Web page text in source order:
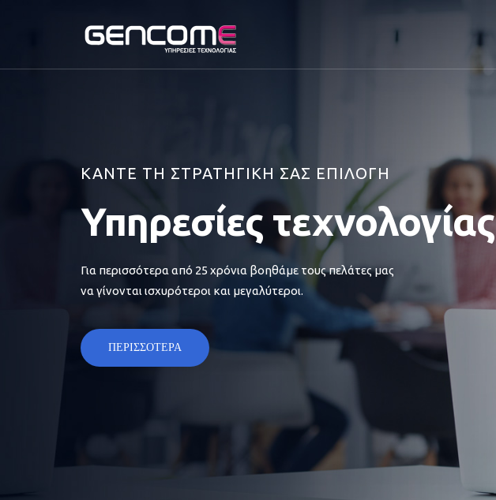
ΚΑΝΤΕ ΤΗ ΣΤΡΑΤΗΓΙΚΗ ΣΑΣ ΕΠΙΛΟΓΗ
Υπηρεσίες τεχνολογίας
Για περισσότερα από 25 χρόνια βοηθάμε τους πελάτες μας
να γίνονται ισχυρότεροι και μεγαλύτεροι.
ΠΕΡΙΣΣΟΤΕΡΑ